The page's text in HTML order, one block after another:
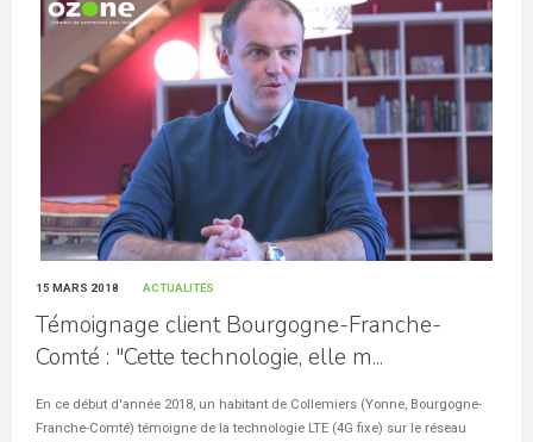
15 MARS 2018 ACTUALITÉS
Témoignage client Bourgogne-Franche-
Comté : "Cette technologie, elle m...
En ce début d'année 2018, un habitant de Collemiers (Yonne, Bourgogne-
Franche-Comté) témoigne de la technologie LTE (4G fixe) sur le réseau